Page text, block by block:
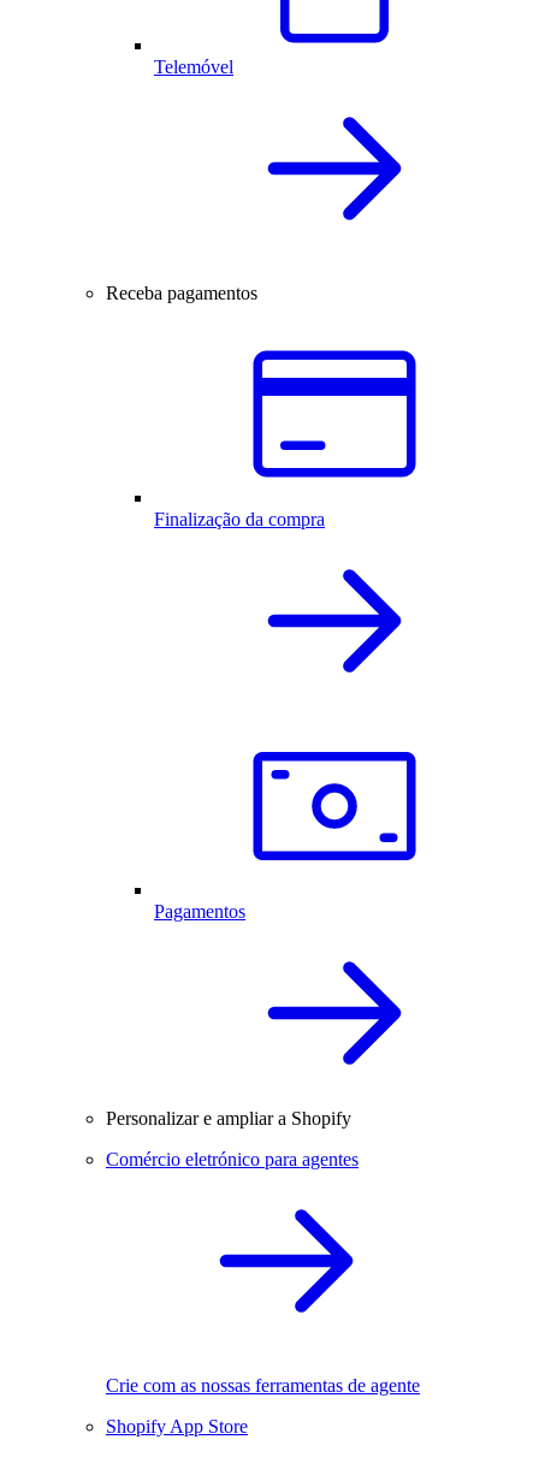
Telemóvel
Receba pagamentos
Finalização da compra
Pagamentos
Personalizar e ampliar a Shopify
Comércio eletrónico para agentes
Crie com as nossas ferramentas de agente
Shopify App Store